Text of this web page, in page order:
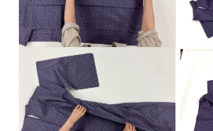
ブランド